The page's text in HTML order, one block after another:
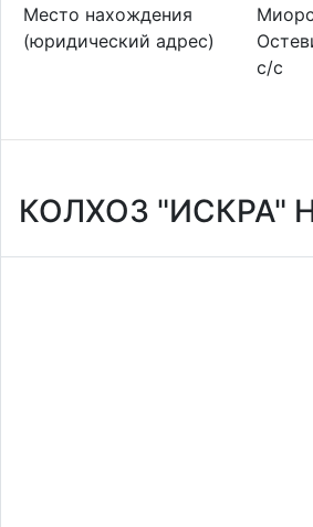
Место нахождения
(юридический адрес)
с/с
КОЛХОЗ "ИСКРА"